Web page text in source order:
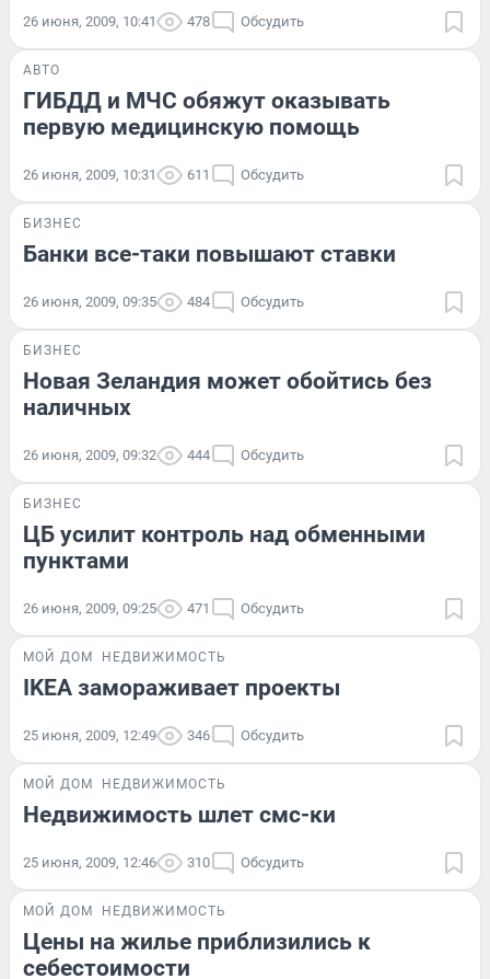
26 июня, 2009, 10:41 478 Обсудить
АВТО
ГИБДД и МЧС обяжут оказывать
первую медицинскую помощь
26 июня, 2009, 10:31 611 Обсудить
БИЗНЕС
Банки все-таки повышают ставки
26 июня, 2009, 09:35 484 Обсудить
БИЗНЕС
Новая Зеландия может обойтись без
наличных
26 июня, 2009, 09:32 444 Обсудить
БИЗНЕС
ЦБ усилит контроль над обменными
пунктами
26 июня, 2009, 09:25 471 Обсудить
МОЙ ДОМ НЕДВИЖИМОСТЬ
IKEA замораживает проекты
25 июня, 2009, 12:49 346 Обсудить
МОЙ ДОМ НЕДВИЖИМОСТЬ
Недвижимость шлет смс-ки
25 июня, 2009, 12:46 310 Обсудить
МОЙ ДОМ НЕДВИЖИМОСТЬ
Цены на жилье приблизились к
себестоимости